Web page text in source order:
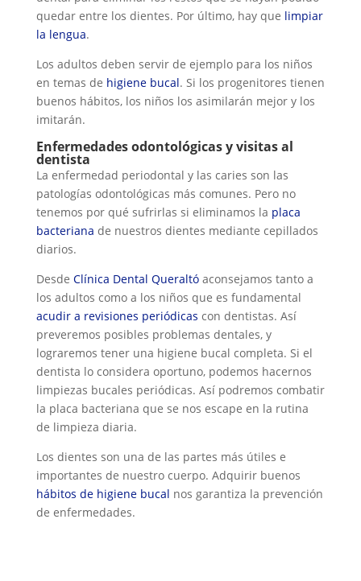
quedar entre los dientes. Por último, hay que limpiar
la lengua.
Los adultos deben servir de ejemplo para los niños
en temas de higiene bucal. Si los progenitores tienen
buenos hábitos, los niños los asimilarán mejor y los
imitarán.
Enfermedades odontológicas y visitas al
dentista
La enfermedad periodontal y las caries son las
patologías odontológicas más comunes. Pero no
tenemos por qué sufrirlas si eliminamos la placa
bacteriana de nuestros dientes mediante cepillados
diarios.
Desde Clínica Dental Queraltóaconsejamos tanto a
los adultos como a los niños que es fundamental
acudir a revisiones periódicas con dentistas. Así
preveremos posibles problemas dentales, y
lograremos tener una higiene bucal completa. Si el
dentista lo considera oportuno, podemos hacernos
limpiezas bucales periódicas. Así podremos combatir
la placa bacteriana que se nos escape en la rutina
de limpieza diaria.
Los dientes son una de las partes más útiles e
importantes de nuestro cuerpo. Adquirir buenos
hábitos de higiene bucal nos garantiza la prevención
de enfermedades.